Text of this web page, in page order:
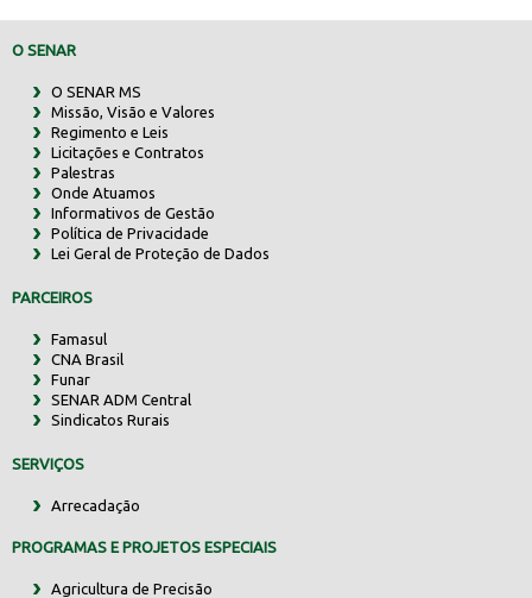
O SENAR
O SENAR MS
Missão, Visão e Valores
Regimento e Leis
Licitações e Contratos
Palestras
Onde Atuamos
Informativos de Gestão
Política de Privacidade
Lei Geral de Proteção de Dados
PARCEIROS
Famasul
CNA Brasil
Funar
SENAR ADM Central
Sindicatos Rurais
SERVIÇOS
Arrecadação
PROGRAMAS E PROJETOS ESPECIAIS
Agricultura de Precisão